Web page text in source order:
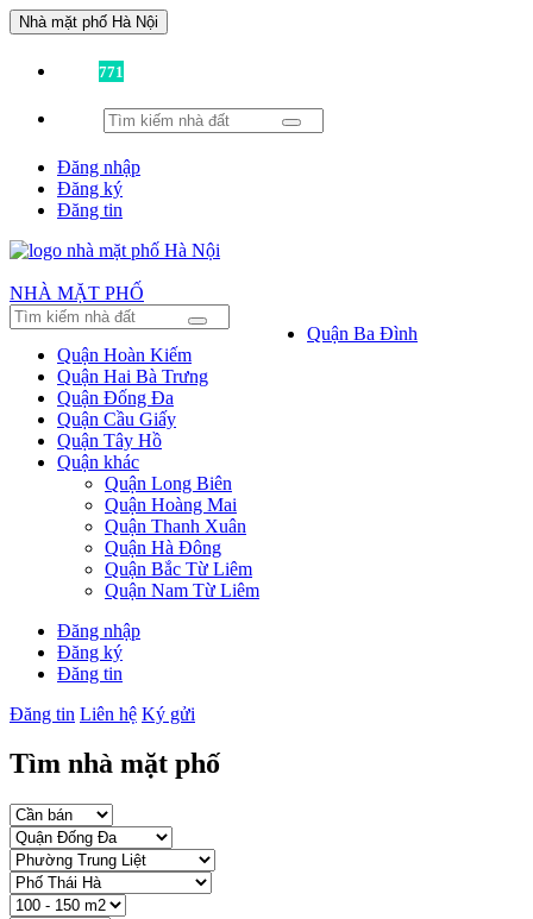
Nhà mặt phố Hà Nội
771
Đăng nhập
Đăng ký
Đăng tin
NHÀ MẶT PHỐ
Quận Ba Đình
Quận Hoàn Kiếm
Quận Hai Bà Trưng
Quận Đống Đa
Quận Cầu Giấy
Quận Tây Hồ
Quận khác
Quận Long Biên
Quận Hoàng Mai
Quận Thanh Xuân
Quận Hà Đông
Quận Bắc Từ Liêm
Quận Nam Từ Liêm
Đăng nhập
Đăng ký
Đăng tin
Đăng tin Liên hệ Ký gửi
Tìm nhà mặt phố